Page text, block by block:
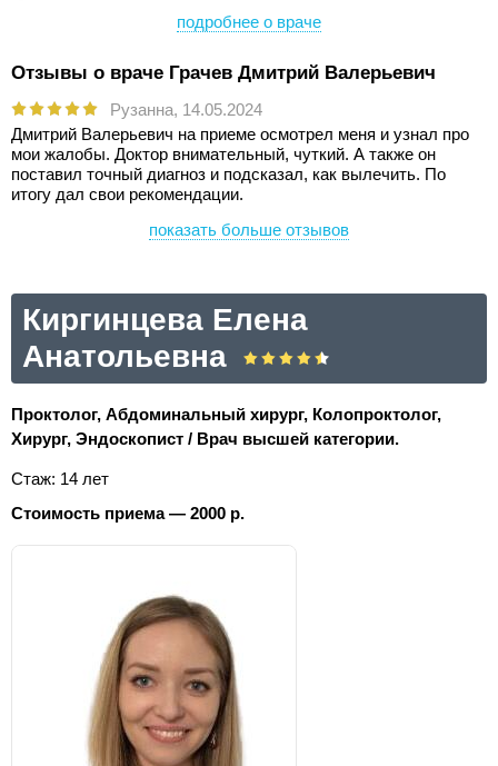
подробнее о враче
Отзывы о враче Грачев Дмитрий Валерьевич
Рузанна, 14.05.2024
Дмитрий Валерьевич на приеме осмотрел меня и узнал про
мои жалобы. Доктор внимательный, чуткий. А также он
поставил точный диагноз и подсказал, как вылечить. По
итогу дал свои рекомендации.
показать больше отзывов
Киргинцева Елена
Анатольевна
Проктолог, Абдоминальный хирург, Колопроктолог,
Хирург, Эндоскопист / Врач высшей категории.
Стаж: 14 лет
Стоимость приема — 2000 р.